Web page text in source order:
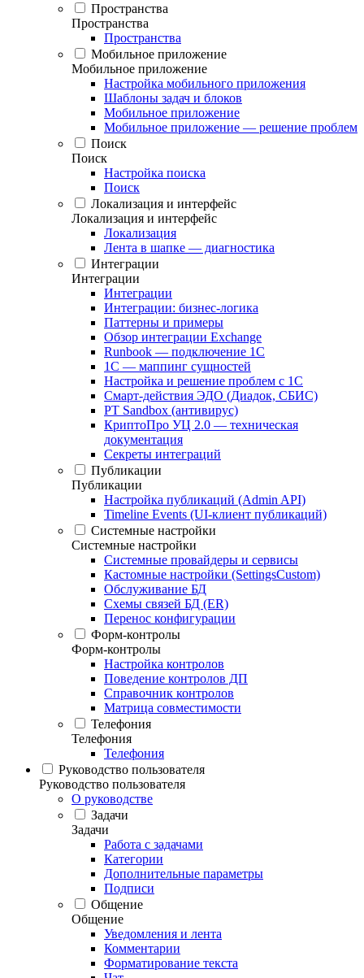
Пространства
Пространства
Пространства
Мобильное приложение
Мобильное приложение
Настройка мобильного приложения
Шаблоны задач и блоков
Мобильное приложение
Мобильное приложение — решение проблем
Поиск
Поиск
Настройка поиска
Поиск
Локализация и интерфейс
Локализация и интерфейс
Локализация
Лента в шапке — диагностика
Интеграции
Интеграции
Интеграции
Интеграции: бизнес-логика
Паттерны и примеры
Обзор интеграции Exchange
Runbook — подключение 1С
1С — маппинг сущностей
Настройка и решение проблем с 1С
Смарт-действия ЭДО (Диадок, СБИС)
PT Sandbox (антивирус)
КриптоПро УЦ 2.0 — техническая
документация
Секреты интеграций
Публикации
Публикации
Настройка публикаций (Admin API)
Timeline Events (UI-клиент публикаций)
Системные настройки
Системные настройки
Системные провайдеры и сервисы
Кастомные настройки (SettingsCustom)
Обслуживание БД
Схемы связей БД (ER)
Перенос конфигурации
Форм-контролы
Форм-контролы
Настройка контролов
Поведение контролов ДП
Справочник контролов
Матрица совместимости
Телефония
Телефония
Телефония
Руководство пользователя
Руководство пользователя
О руководстве
Задачи
Задачи
Работа с задачами
Категории
Дополнительные параметры
Подписи
Общение
Общение
Уведомления и лента
Комментарии
Форматирование текста